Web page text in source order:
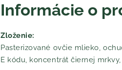
Informácie o
Zloženie:
Pasterizované ovčie mlieko,
E kódu, koncentrát čiernej